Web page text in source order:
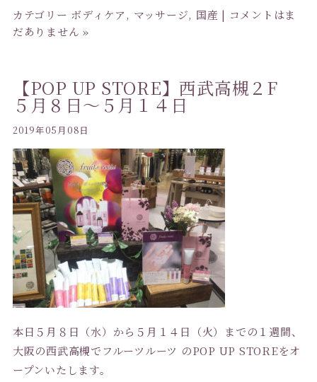
カテゴリー ボディケア, マッサージ, 国産 | コメントはま
だありません »
【POP UP STORE】西武高槻２F
５月８日〜５月１４日
2019年05月08日
本日５月８日（水）から５月１４日（火）までの１週間、
大阪の西武高槻でフルーツルーツ のPOP UP STOREをオ
ープンいたします。